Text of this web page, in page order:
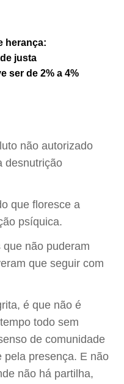
herança:
justa
ser de 2% a 4%
não autorizado
desnutrição
que floresce a
psíquica.
não puderam
que seguir com
é que não é
todo sem
de comunidade
pela presença. E não
não há partilha,